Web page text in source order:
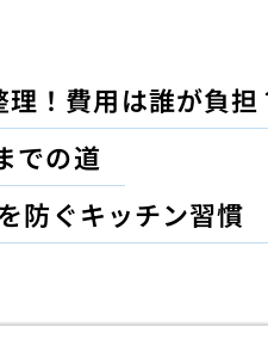
！費用は誰が負担
での道
防ぐキッチン習慣